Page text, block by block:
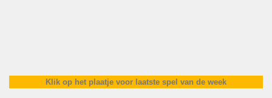
Klik op het plaatje voor laatste spel van de week